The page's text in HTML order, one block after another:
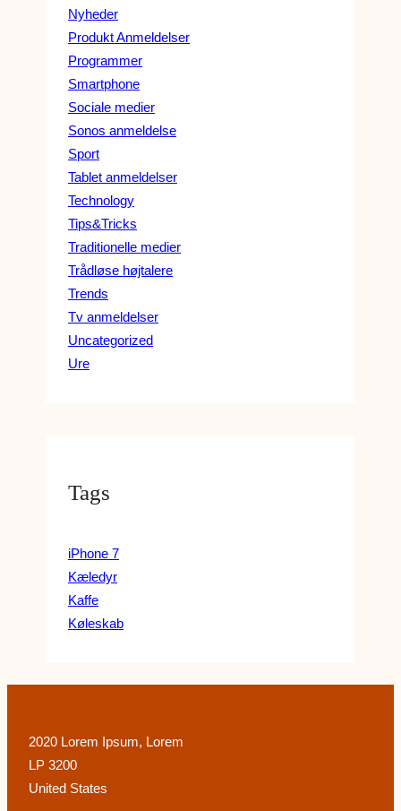
Nyheder
Produkt Anmeldelser
Programmer
Smartphone
Sociale medier
Sonos anmeldelse
Sport
Tablet anmeldelser
Technology
Tips&Tricks
Traditionelle medier
Trådløse højtalere
Trends
Tv anmeldelser
Uncategorized
Ure
Tags
iPhone 7
Kæledyr
Kaffe
Køleskab
2020 Lorem Ipsum, Lorem
LP 3200
United States